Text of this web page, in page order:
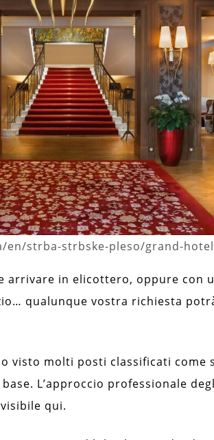
en/strba-strbske-pleso/grand-
in elicottero, oppure con
qualunque vostra richiesta
visto molti posti classificati come
L’approccio professionale
qui.